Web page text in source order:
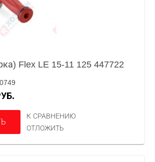
Flex LE 15-11 125 447722
К СРАВНЕНИЮ
ОТЛОЖИТЬ